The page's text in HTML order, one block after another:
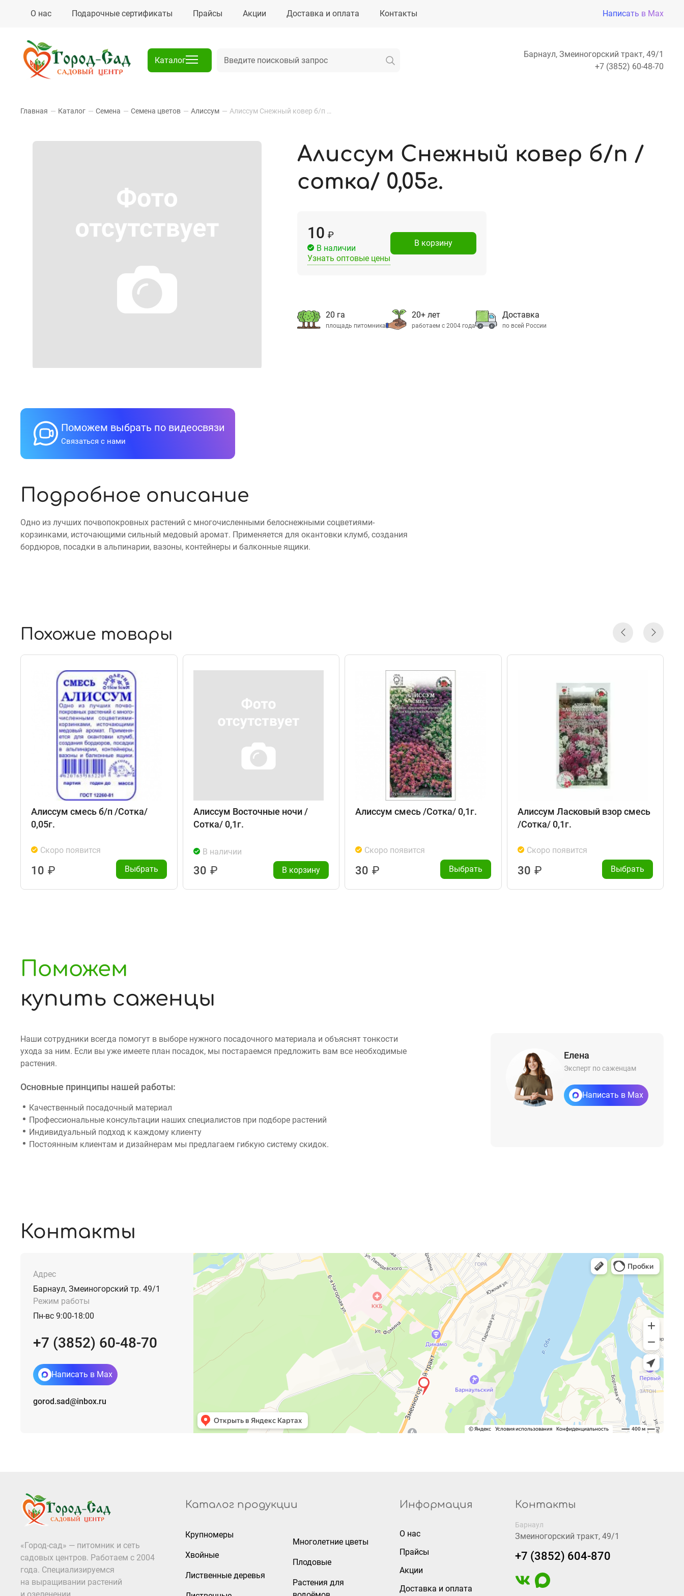
О нас Подарочные сертификаты Прайсы Акции Доставка и оплата Контакты Написать в Max
Каталог
Барнаул, Змеиногорский тракт, 49/1
+7 (3852) 60-48-70
Главная — Каталог — Семена — Семена цветов — Алиссум — Алиссум Снежный ковер б/п /сотка/ 0,05г.
Поможем выбрать по видеосвязи
Связаться с нами
Алиссум Снежный ковер б/п /
сотка/ 0,05г.
10 ₽
В наличии
Узнать оптовые цены
В корзину
20 га
площадь питомника
20+ лет
работаем с 2004 года
Доставка
по всей России
Подробное описание
Одно из лучших почвопокровных растений с многочисленными белоснежными соцветиями-
корзинками, источающими сильный медовый аромат. Применяется для окантовки клумб, создания
бордюров, посадки в альпинарии, вазоны, контейнеры и балконные ящики.
Похожие товары
Алиссум смесь б/п /Сотка/
0,05г.
Скоро появится
10 ₽ Выбрать
Алиссум Восточные ночи /
Сотка/ 0,1г.
В наличии
30 ₽ В корзину
Алиссум смесь /Сотка/ 0,1г.
Скоро появится
30 ₽ Выбрать
Алиссум Ласковый взор смесь
/Сотка/ 0,1г.
Скоро появится
30 ₽ Выбрать
Поможем
купить саженцы
Наши сотрудники всегда помогут в выборе нужного посадочного материала и объяснят тонкости
ухода за ним. Если вы уже имеете план посадок, мы постараемся предложить вам все необходимые
растения.
Основные принципы нашей работы:
Качественный посадочный материал
Профессиональные консультации наших специалистов при подборе растений
Индивидуальный подход к каждому клиенту
Постоянным клиентам и дизайнерам мы предлагаем гибкую систему скидок.
Елена
Эксперт по саженцам
Написать в Max
Контакты
Адрес
Барнаул, Змеиногорский тр. 49/1
Режим работы
Пн-вс 9:00-18:00
+7 (3852) 60-48-70
Написать в Max
gorod.sad@inbox.ru
«Город-сад» — питомник и сеть
садовых центров. Работаем с 2004
года. Специализируемся
на выращивании растений
Каталог продукции
Крупномеры
Хвойные
Лиственные деревья
Многолетние цветы
Плодовые
Растения для
Информация
О нас
Прайсы
Акции
Доставка и оплата
Контакты
Барнаул
Змеиногорский тракт, 49/1
+7 (3852) 604-870